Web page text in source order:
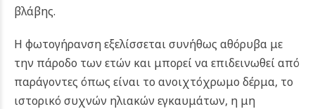
βλάβης.
Η φωτογήρανση εξελίσσεται συνήθως αθόρυβα με
την πάροδο των ετών και μπορεί να επιδεινωθεί από
παράγοντες όπως είναι το ανοιχτόχρωμο δέρμα, το
ιστορικό συχνών ηλιακών εγκαυμάτων, η μη